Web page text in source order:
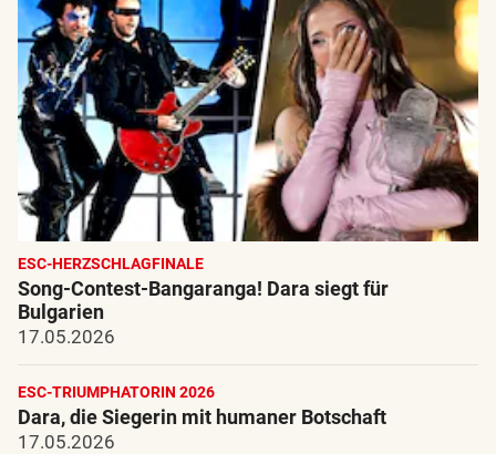
ESC-HERZSCHLAGFINALE
Song-Contest-Bangaranga! Dara siegt für
Bulgarien
17.05.2026
ESC-TRIUMPHATORIN 2026
Dara, die Siegerin mit humaner Botschaft
17.05.2026